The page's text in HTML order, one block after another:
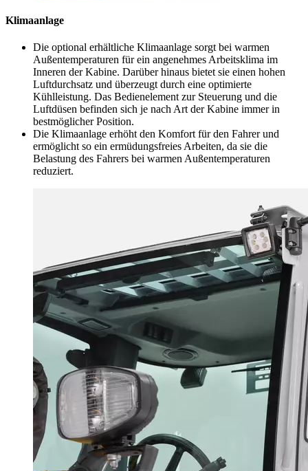
Klimaanlage
Die optional erhältliche Klimaanlage sorgt bei warmen
Außentemperaturen für ein angenehmes Arbeitsklima im
Inneren der Kabine. Darüber hinaus bietet sie einen hohen
Luftdurchsatz und überzeugt durch eine optimierte
Kühlleistung. Das Bedienelement zur Steuerung und die
Luftdüsen befinden sich je nach Art der Kabine immer in
bestmöglicher Position.
Die Klimaanlage erhöht den Komfort für den Fahrer und
ermöglicht so ein ermüdungsfreies Arbeiten, da sie die
Belastung des Fahrers bei warmen Außentemperaturen
reduziert.